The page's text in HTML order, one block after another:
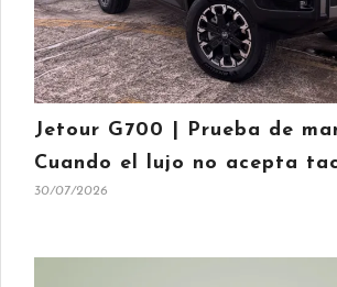
Jetour G700 | Prueba de
Cuando el lujo no acepta
30/07/2026